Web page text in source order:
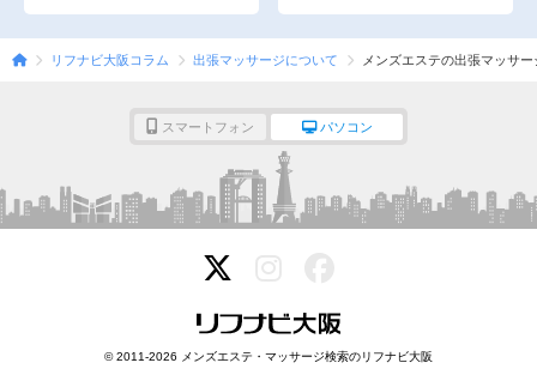
リフナビ大阪コラム 出張マッサージについて メンズエステの出張マッサ
スマートフォン パソコン
© 2011-2026 メンズエステ・マッサージ検索のリフナビ大阪